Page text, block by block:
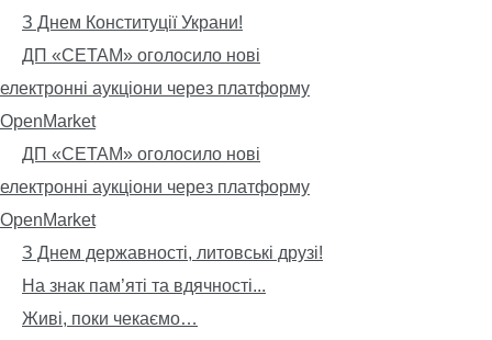
З Днем Конституції Украни!
ДП «СЕТАМ» оголосило нові
електронні аукціони через платформу
OpenMarket
ДП «СЕТАМ» оголосило нові
електронні аукціони через платформу
OpenMarket
З Днем державності, литовські друзі!
На знак пам’яті та вдячності...
Живі, поки чекаємо…